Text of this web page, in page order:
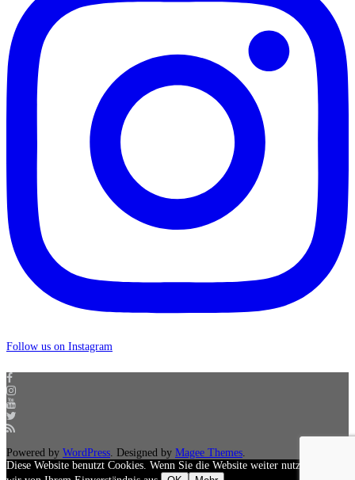
Follow us on Instagram
Powered by WordPress. Designed by Magee Themes.
Diese Website benutzt Cookies. Wenn Sie die Website weiter nutzen, gehen